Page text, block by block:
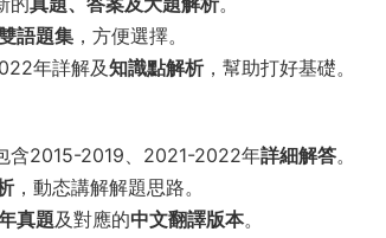
語題集 ，方便選擇。
年詳解及知識點解析，幫助打好基礎。
含2015-2019、2021-2022年詳細解答。
，動态講解解題思路。
真題及對應的中文翻譯版本。